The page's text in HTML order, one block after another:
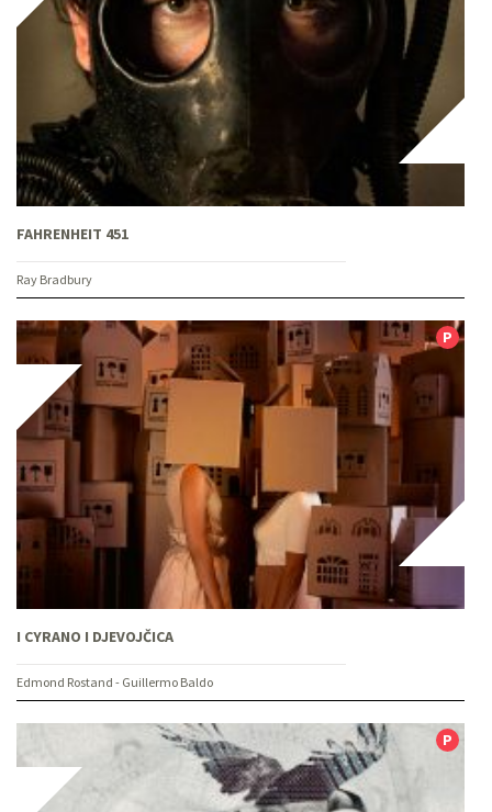
FAHRENHEIT 451
Ray Bradbury
I CYRANO I DJEVOJČICA
Edmond Rostand - Guillermo Baldo